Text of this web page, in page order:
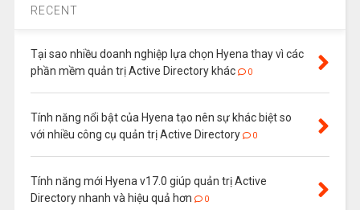
RECENT
Tại sao nhiều doanh nghiệp lựa chọn Hyena thay vì các
phần mềm quản trị Active Directory khác
0
Tính năng nổi bật của Hyena tạo nên sự khác biệt so
với nhiều công cụ quản trị Active Directory
0
Tính năng mới Hyena v17.0 giúp quản trị Active
Directory nhanh và hiệu quả hơn
0